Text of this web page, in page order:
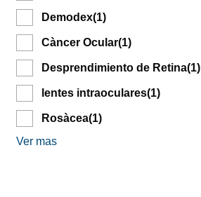
Demodex(1)
Càncer Ocular(1)
Desprendimiento de Retina(1)
lentes intraoculares(1)
Rosàcea(1)
Ver mas